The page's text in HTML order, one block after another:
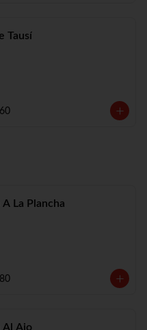
Tausí
A La Plancha
Al Ajo